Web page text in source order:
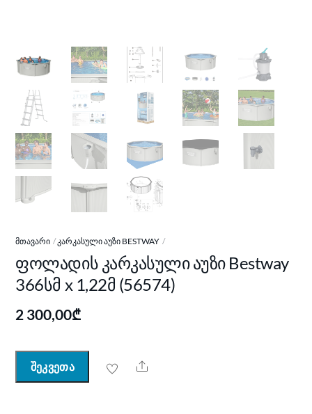
ᲛᲗᲐᲕᲐᲠᲘ ᲙᲐᲠᲙᲐᲡᲣᲚᲘ ᲐᲣᲖᲘ BESTWAY
ფოლადის კარკასული აუზი Bestway
366სმ x 1,22მ (56574)
2 300,00₾
შეკვეთა Share